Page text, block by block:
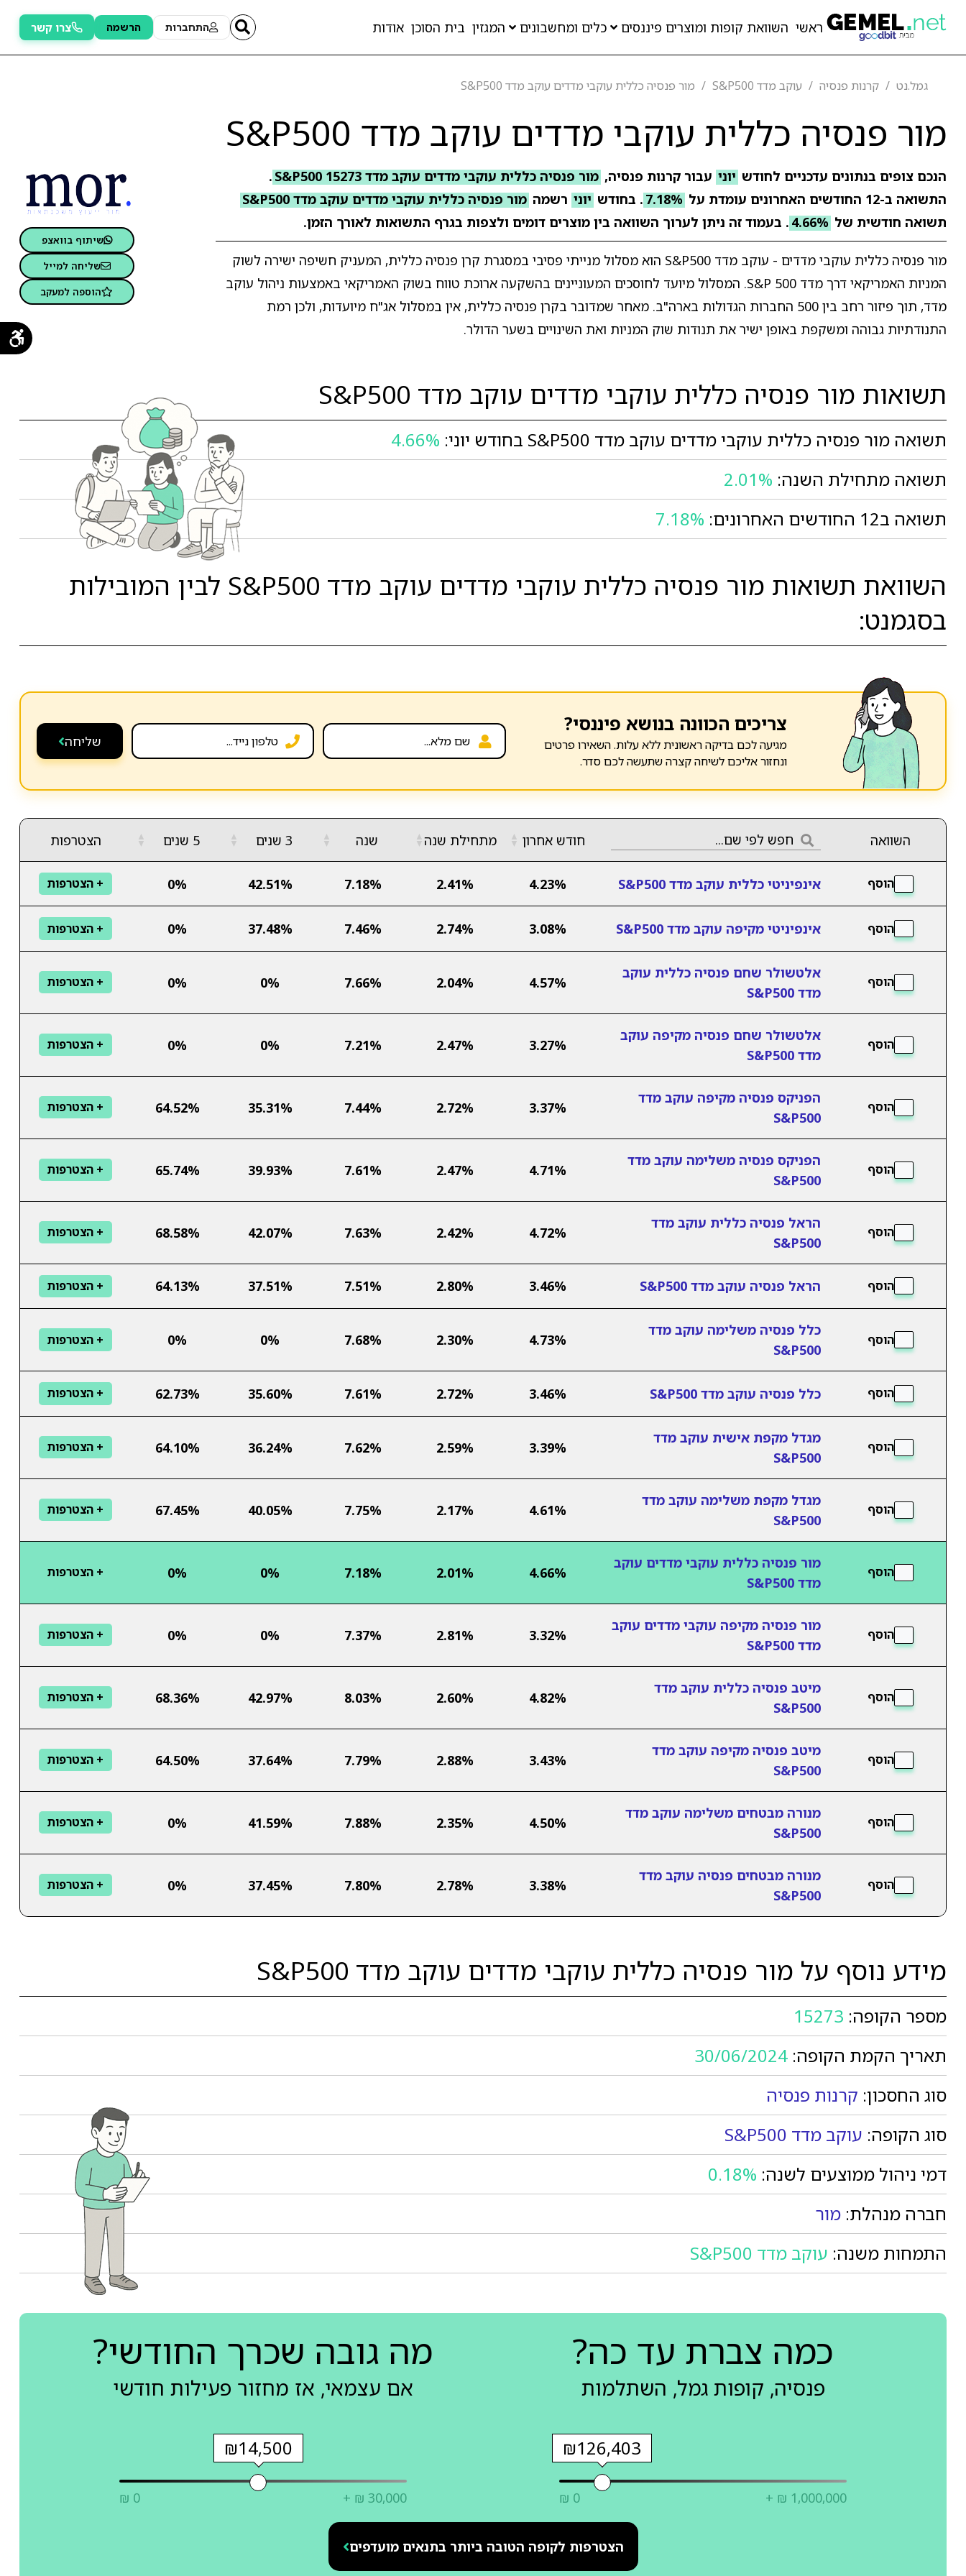
ראשי השוואת קופות ומוצרים פיננסים כלים ומחשבונים המגזין בית הסוכן אודות התחברות הרשמה צרו קשר
גמל.נט קרנות פנסיה עוקב מדד S&P500 מור פנסיה כללית עוקבי מדדים עוקב מדד S&P500
מור פנסיה כללית עוקבי מדדים עוקב מדד S&P500
הנכם צופים בנתונים עדכניים לחודש יוני עבור קרנות פנסיה, מור פנסיה כללית עוקבי מדדים עוקב מדד S&P500 15273
.
התשואה ב-12 החודשים האחרונים עומדת על
7.18% . בחודש יוני רשמה מור פנסיה כללית עוקבי מדדים עוקב מדד S&P500
תשואה חודשית של 4.66% . בעמוד זה ניתן לערוך השוואה בין מוצרים דומים ולצפות בגרף התשואות לאורך הזמן.
מור פנסיה כללית עוקבי מדדים - עוקב מדד S&P500 הוא מסלול מנייתי פסיבי במסגרת קרן פנסיה כללית, המעניק חשיפה ישירה לשוק
המניות האמריקאי דרך מדד S&P 500. המסלול מיועד לחוסכים המעוניינים בהשקעה ארוכת טווח בשוק האמריקאי באמצעות ניהול עוקב
מדד, תוך פיזור רחב בין 500 החברות הגדולות בארה"ב. מאחר שמדובר בקרן פנסיה כללית, אין במסלול אג"ח מיועדות, ולכן רמת
התנודתיות גבוהה ומשקפת באופן ישיר את תנודות שוק המניות ואת השינויים בשער הדולר.
שיתוף בוואצפ
שליחה למייל
הוספה למעקב
תשואות מור פנסיה כללית עוקבי מדדים עוקב מדד S&P500
תשואה מור פנסיה כללית עוקבי מדדים עוקב מדד S&P500 בחודש יוני:
4.66%
תשואה מתחילת השנה: 2.01%
תשואה ב12 החודשים האחרונים:
7.18%
השוואת תשואות מור פנסיה כללית עוקבי מדדים עוקב מדד S&P500 לבין המובילות
בסגמנט:
צריכים הכוונה בנושא פיננסי?
מגיעה לכם בדיקה ראשונית ללא עלות. השאירו פרטים
ונחזור אליכם לשיחה קצרה שתעשה לכם סדר.
שליחה
השוואה חודש אחרון ▲
▼ מתחילת שנה▲
▼ שנה ▲
▼ 3 שנים ▲
▼ 5 שנים ▲
▼ הצטרפות
הוסף אינפיניטי כללית עוקב מדד S&P500 4.23%
2.41%
7.18%
42.51%
0% + הצטרפות
הוסף אינפיניטי מקיפה עוקב מדד S&P500 3.08%
2.74%
7.46%
37.48%
0% + הצטרפות
הוסף
אלטשולר שחם פנסיה כללית עוקב
מדד S&P500
4.57%
2.04%
7.66%
0%
0% + הצטרפות
הוסף
אלטשולר שחם פנסיה מקיפה עוקב
מדד S&P500
3.27%
2.47%
7.21%
0%
0% + הצטרפות
הוסף
הפניקס פנסיה מקיפה עוקב מדד
S&P500
3.37%
2.72%
7.44%
35.31%
64.52% + הצטרפות
הוסף
הפניקס פנסיה משלימה עוקב מדד
S&P500
4.71%
2.47%
7.61%
39.93%
65.74% + הצטרפות
הוסף
הראל פנסיה כללית עוקב מדד
S&P500
4.72%
2.42%
7.63%
42.07%
68.58% + הצטרפות
הוסף הראל פנסיה עוקב מדד S&P500 3.46%
2.80%
7.51%
37.51%
64.13% + הצטרפות
הוסף
כלל פנסיה משלימה עוקב מדד
S&P500
4.73%
2.30%
7.68%
0%
0% + הצטרפות
הוסף כלל פנסיה עוקב מדד S&P500 3.46%
2.72%
7.61%
35.60%
62.73% + הצטרפות
הוסף
מגדל מקפת אישית עוקב מדד
S&P500
3.39%
2.59%
7.62%
36.24%
64.10% + הצטרפות
הוסף
מגדל מקפת משלימה עוקב מדד
S&P500
4.61%
2.17%
7.75%
40.05%
67.45% + הצטרפות
הוסף
מור פנסיה כללית עוקבי מדדים עוקב
מדד S&P500
4.66%
2.01%
7.18%
0%
0% + הצטרפות
הוסף
מור פנסיה מקיפה עוקבי מדדים עוקב
מדד S&P500
3.32%
2.81%
7.37%
0%
0% + הצטרפות
הוסף
מיטב פנסיה כללית עוקב מדד
S&P500
4.82%
2.60%
8.03%
42.97%
68.36% + הצטרפות
הוסף
מיטב פנסיה מקיפה עוקב מדד
S&P500
3.43%
2.88%
7.79%
37.64%
64.50% + הצטרפות
הוסף
מנורה מבטחים משלימה עוקב מדד
S&P500
4.50%
2.35%
7.88%
41.59%
0% + הצטרפות
הוסף
מנורה מבטחים פנסיה עוקב מדד
S&P500
3.38%
2.78%
7.80%
37.45%
0% + הצטרפות
מידע נוסף על מור פנסיה כללית עוקבי מדדים עוקב מדד S&P500
מספר הקופה: 15273
תאריך הקמת הקופה: 30/06/2024
סוג החסכון: קרנות פנסיה
סוג הקופה: עוקב מדד S&P500
דמי ניהול ממוצעים לשנה: 0.18%
חברה מנהלת: מור
התמחות משנה: עוקב מדד S&P500
כמה צברת עד כה?
פנסיה, קופות גמל, השתלמות
₪126,403
₪ 0 + ₪ 1,000,000
מה גובה שכרך החודשי?
אם עצמאי, אז מחזור פעילות חודשי
₪14,500
₪ 0 + ₪ 30,000
הצטרפות לקופה הטובה ביותר בתנאים מועדפים